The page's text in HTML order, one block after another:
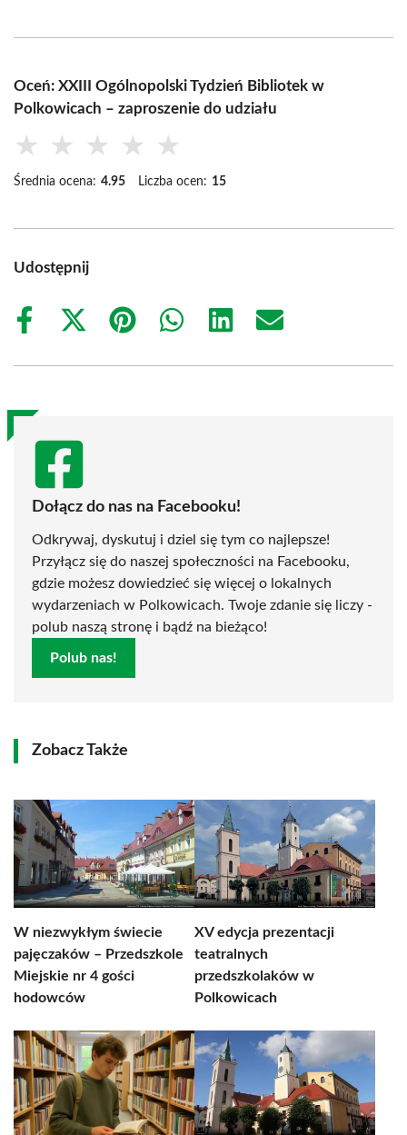
Oceń: XXIII Ogólnopolski Tydzień Bibliotek w
Polkowicach – zaproszenie do udziału
★ ★ ★ ★ ★
Średnia ocena: 4.95 Liczba ocen: 15
Udostępnij
Share
Share
(Twitter)
Share
Share
Share
Share
Dołącz do nas na Facebooku!
Odkrywaj, dyskutuj i dziel się tym co najlepsze!
Przyłącz się do naszej społeczności na Facebooku,
gdzie możesz dowiedzieć się więcej o lokalnych
wydarzeniach w Polkowicach. Twoje zdanie się liczy -
polub naszą stronę i bądź na bieżąco!
Polub nas!
Zobacz Także
W niezwykłym świecie
pajęczaków – Przedszkole
Miejskie nr 4 gości
hodowców
XV edycja prezentacji
teatralnych
przedszkolaków w
Polkowicach